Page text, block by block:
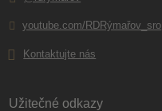
youtube.com/RDRýmařov_sro
Kontaktujte nás
Užitečné odkazy